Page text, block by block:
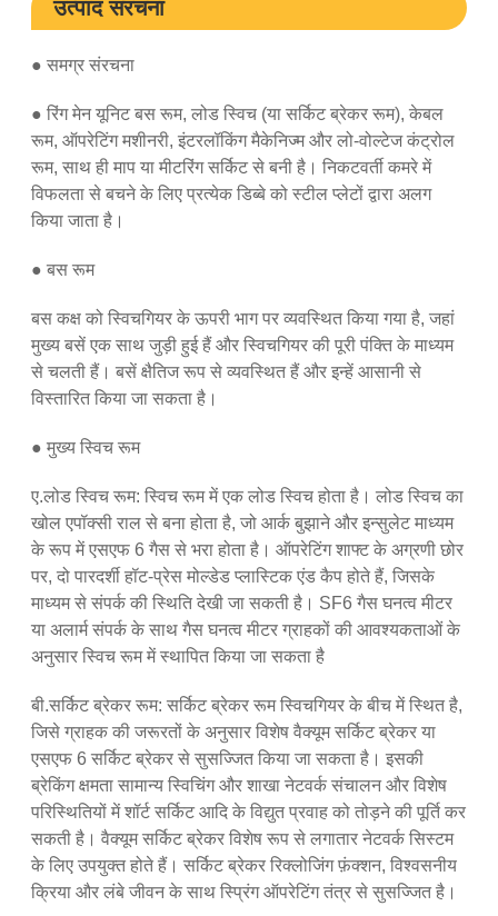
उत्पाद संरचना
● समग्र संरचना
● रिंग मेन यूनिट बस रूम, लोड स्विच (या सर्किट ब्रेकर रूम), केबल
रूम, ऑपरेटिंग मशीनरी, इंटरलॉकिंग मैकेनिज्म और लो-वोल्टेज कंट्रोल
रूम, साथ ही माप या मीटरिंग सर्किट से बनी है। निकटवर्ती कमरे में
विफलता से बचने के लिए प्रत्येक डिब्बे को स्टील प्लेटों द्वारा अलग
किया जाता है।
● बस रूम
बस कक्ष को स्विचगियर के ऊपरी भाग पर व्यवस्थित किया गया है, जहां
मुख्य बसें एक साथ जुड़ी हुई हैं और स्विचगियर की पूरी पंक्ति के माध्यम
से चलती हैं। बसें क्षैतिज रूप से व्यवस्थित हैं और इन्हें आसानी से
विस्तारित किया जा सकता है।
● मुख्य स्विच रूम
ए.लोड स्विच रूम: स्विच रूम में एक लोड स्विच होता है। लोड स्विच का
खोल एपॉक्सी राल से बना होता है, जो आर्क बुझाने और इन्सुलेट माध्यम
के रूप में एसएफ 6 गैस से भरा होता है। ऑपरेटिंग शाफ्ट के अग्रणी छोर
पर, दो पारदर्शी हॉट-प्रेस मोल्डेड प्लास्टिक एंड कैप होते हैं, जिसके
माध्यम से संपर्क की स्थिति देखी जा सकती है। SF6 गैस घनत्व मीटर
या अलार्म संपर्क के साथ गैस घनत्व मीटर ग्राहकों की आवश्यकताओं के
अनुसार स्विच रूम में स्थापित किया जा सकता है
बी.सर्किट ब्रेकर रूम: सर्किट ब्रेकर रूम स्विचगियर के बीच में स्थित है,
जिसे ग्राहक की जरूरतों के अनुसार विशेष वैक्यूम सर्किट ब्रेकर या
एसएफ 6 सर्किट ब्रेकर से सुसज्जित किया जा सकता है। इसकी
ब्रेकिंग क्षमता सामान्य स्विचिंग और शाखा नेटवर्क संचालन और विशेष
परिस्थितियों में शॉर्ट सर्किट आदि के विद्युत प्रवाह को तोड़ने की पूर्ति कर
सकती है। वैक्यूम सर्किट ब्रेकर विशेष रूप से लगातार नेटवर्क सिस्टम
के लिए उपयुक्त होते हैं। सर्किट ब्रेकर रिक्लोजिंग फ़ंक्शन, विश्वसनीय
क्रिया और लंबे जीवन के साथ स्प्रिंग ऑपरेटिंग तंत्र से सुसज्जित है।